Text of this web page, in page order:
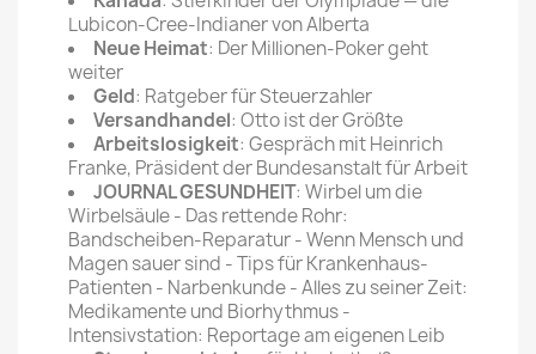
Lubicon-Cree-Indianer von Alberta
Neue Heimat: Der Millionen-Poker geht
weiter
Geld: Ratgeber für Steuerzahler
Versandhandel: Otto ist der Größte
Arbeitslosigkeit: Gespräch mit Heinrich
Franke, Präsident der Bundesanstalt für Arbeit
JOURNAL GESUNDHEIT: Wirbel um die
Wirbelsäule - Das rettende Rohr:
Bandscheiben-Reparatur - Wenn Mensch und
Magen sauer sind - Tips für Krankenhaus-
Patienten - Narbenkunde - Alles zu seiner Zeit:
Medikamente und Biorhythmus -
Intensivstation: Reportage am eigenen Leib